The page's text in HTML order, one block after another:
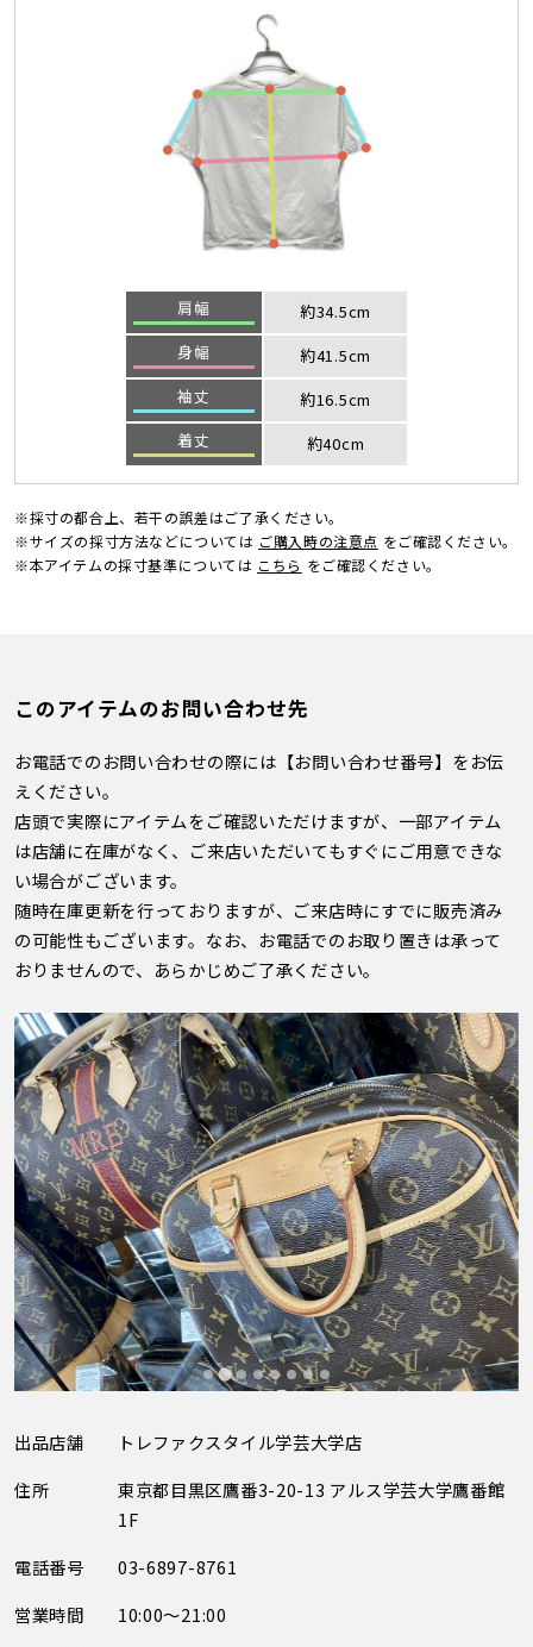
肩幅
約34.5cm
身幅
約41.5cm
袖丈
約16.5cm
着丈
約40cm
※採寸の都合上、若干の誤差はご了承ください。
※サイズの採寸方法などについては ご購入時の注意点 をご確認ください。
※本アイテムの採寸基準については こちら をご確認ください。
このアイテムのお問い合わせ先
お電話でのお問い合わせの際には【お問い合わせ番号】をお伝
えください。
店頭で実際にアイテムをご確認いただけますが、一部アイテム
は店舗に在庫がなく、ご来店いただいてもすぐにご用意できな
い場合がございます。
随時在庫更新を行っておりますが、ご来店時にすでに販売済み
の可能性もございます。なお、お電話でのお取り置きは承って
おりませんので、あらかじめご了承ください。
出品店舗
トレファクスタイル学芸大学店
住所
東京都目黒区鷹番3-20-13 アルス学芸大学鷹番館
1F
電話番号
03-6897-8761
営業時間
10:00～21:00